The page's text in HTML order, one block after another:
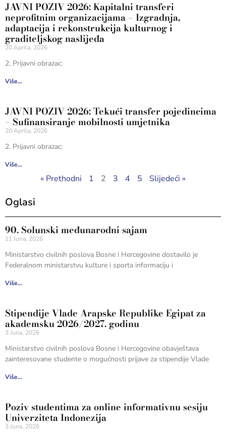
JAVNI POZIV 2026: Kapitalni transferi
neprofitnim organizacijama – Izgradnja,
adaptacija i rekonstrukcija kulturnog i
graditeljskog naslijeđa
20 Aprila, 2026
2. Prijavni obrazac:
Više...
JAVNI POZIV 2026: Tekući transfer pojedincima
– Sufinansiranje mobilnosti umjetnika
20 Aprila, 2026
2. Prijavni obrazac:
Više...
« Prethodni 1 2 3 4 5 Slijedeći »
Oglasi
90. Solunski međunarodni sajam
11 Juna, 2026
Ministarstvo civilnih poslova Bosne i Hercegovine dostavilo je
Federalnom ministarstvu kulture i sporta informaciju i
Više...
Stipendije Vlade Arapske Republike Egipat za
akademsku 2026/2027. godinu
3 Juna, 2026
Ministarstvo civilnih poslova Bosne i Hercegovine obavještava
zainteresovane studente o mogućnosti prijave za stipendije Vlade
Više...
Poziv studentima za online informativnu sesiju
Univerziteta Indonezija
3 Juna, 2026